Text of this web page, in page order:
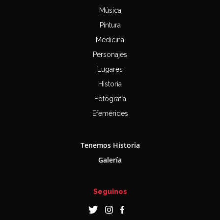
Música
Pintura
Medicina
Personajes
Lugares
Historia
Fotografía
Efemérides
Tenemos Historia
Galería
Seguinos